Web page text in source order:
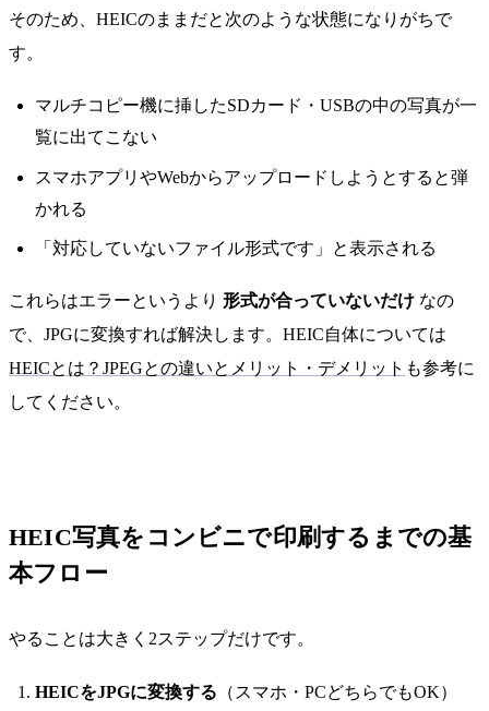
そのため、HEICのままだと次のような状態になりがちで
す。
マルチコピー機に挿したSDカード・USBの中の写真が一
覧に出てこない
スマホアプリやWebからアップロードしようとすると弾
かれる
「対応していないファイル形式です」と表示される
これらはエラーというより 形式が合っていないだけ なの
で、JPGに変換すれば解決します。HEIC自体については
HEICとは？JPEGとの違いとメリット・デメリット も参考に
してください。
HEIC写真をコンビニで印刷するまでの基
本フロー
やることは大きく2ステップだけです。
HEICをJPGに変換する （スマホ・PCどちらでもOK）